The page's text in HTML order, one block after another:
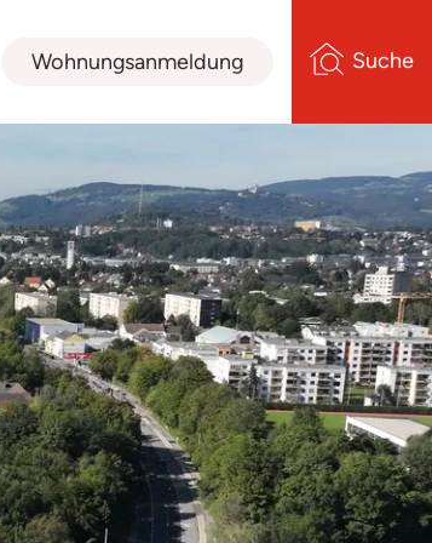
Wohnungsanmeldung Suche